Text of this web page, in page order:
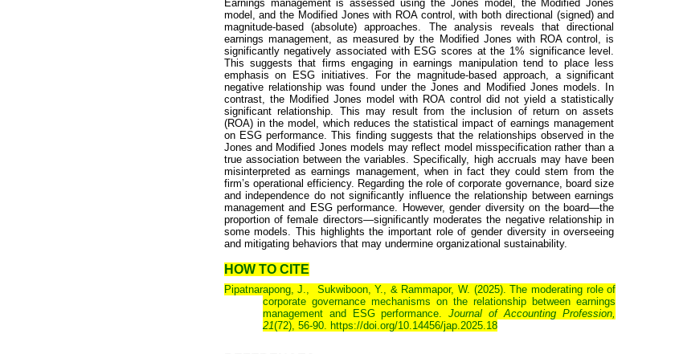
Earnings management is assessed using the Jones model, the Modified Jones
model, and the Modified Jones with ROA control, with both directional (signed) and
magnitude-based (absolute) approaches. The analysis reveals that directional
earnings management, as measured by the Modified Jones with ROA control, is
significantly negatively associated with ESG scores at the 1% significance level.
This suggests that firms engaging in earnings manipulation tend to place less
emphasis on ESG initiatives. For the magnitude-based approach, a significant
negative relationship was found under the Jones and Modified Jones models. In
contrast, the Modified Jones model with ROA control did not yield a statistically
significant relationship. This may result from the inclusion of return on assets
(ROA) in the model, which reduces the statistical impact of earnings management
on ESG performance. This finding suggests that the relationships observed in the
Jones and Modified Jones models may reflect model misspecification rather than a
true association between the variables. Specifically, high accruals may have been
misinterpreted as earnings management, when in fact they could stem from the
firm’s operational efficiency. Regarding the role of corporate governance, board size
and independence do not significantly influence the relationship between earnings
management and ESG performance. However, gender diversity on the board—the
proportion of female directors—significantly moderates the negative relationship in
some models. This highlights the important role of gender diversity in overseeing
and mitigating behaviors that may undermine organizational sustainability.
HOW TO CITE
Pipatnarapong, J.,
Sukwiboon, Y., & Rammapor, W. (2025). The moderating role of
corporate governance mechanisms on the relationship between earnings
management and ESG performance.Journal of Accounting Profession,
21(72), 56-90. https://doi.org/10.14456/jap.2025.18